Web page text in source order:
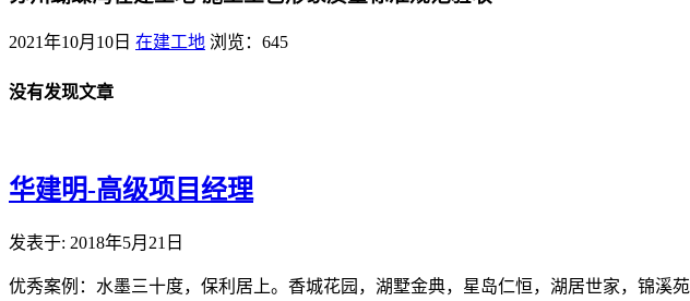
2021年10月10日 在建工地 浏览：645
没有发现文章
华建明-高级项目经理
发表于: 2018年5月21日
优秀案例：水墨三十度，保利居上。香城花园，湖墅金典，星岛仁恒，湖居世家，锦溪苑